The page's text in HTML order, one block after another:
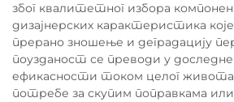
због квалитетног избора
дизајнерских карактеристика које
прерано зношење и деградацију
поузданост се преводи у
ефикасности током целог живота
потребе за скупим поправкама